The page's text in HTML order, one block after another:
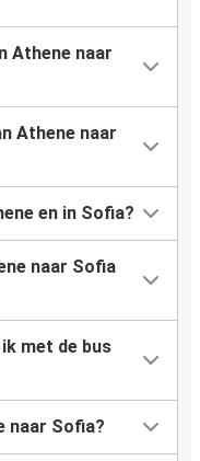
Athene naar
Athene naar
en in Sofia?
naar Sofia
met de bus
naar Sofia?